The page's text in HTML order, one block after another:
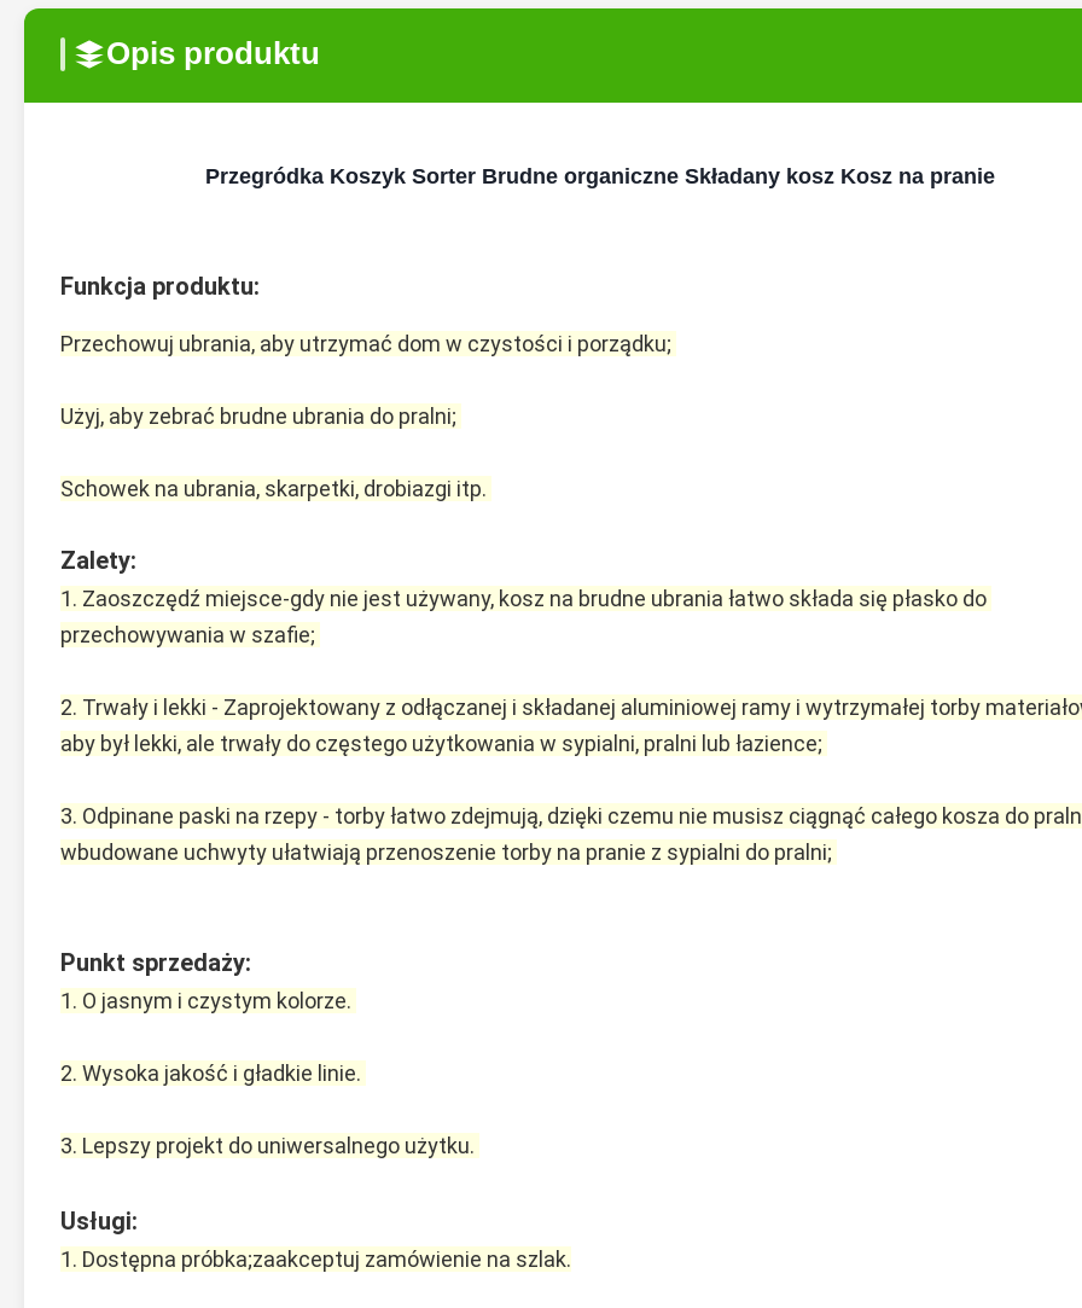
Opis produktu
Przegródka Koszyk Sorter Brudne organiczne Składany kosz Kosz na pranie
Funkcja produktu:
Przechowuj ubrania, aby utrzymać dom w czystości i porządku;
Użyj, aby zebrać brudne ubrania do pralni;
Schowek na ubrania, skarpetki, drobiazgi itp.
Zalety:
1. Zaoszczędź miejsce-gdy nie jest używany, kosz na brudne ubrania łatwo składa się płasko do
przechowywania w szafie;
2. Trwały i lekki - Zaprojektowany z odłączanej i składanej aluminiowej ramy i wytrzymałej torby
aby był lekki, ale trwały do ​​częstego użytkowania w sypialni, pralni lub łazience;
3. Odpinane paski na rzepy - torby łatwo zdejmują, dzięki czemu nie musisz ciągnąć całego kosza do
wbudowane uchwyty ułatwiają przenoszenie torby na pranie z sypialni do pralni;
Punkt sprzedaży:
1. O jasnym i czystym kolorze.
2. Wysoka jakość i gładkie linie.
3. Lepszy projekt do uniwersalnego użytku.
Usługi:
1. Dostępna próbka;zaakceptuj zamówienie na szlak.